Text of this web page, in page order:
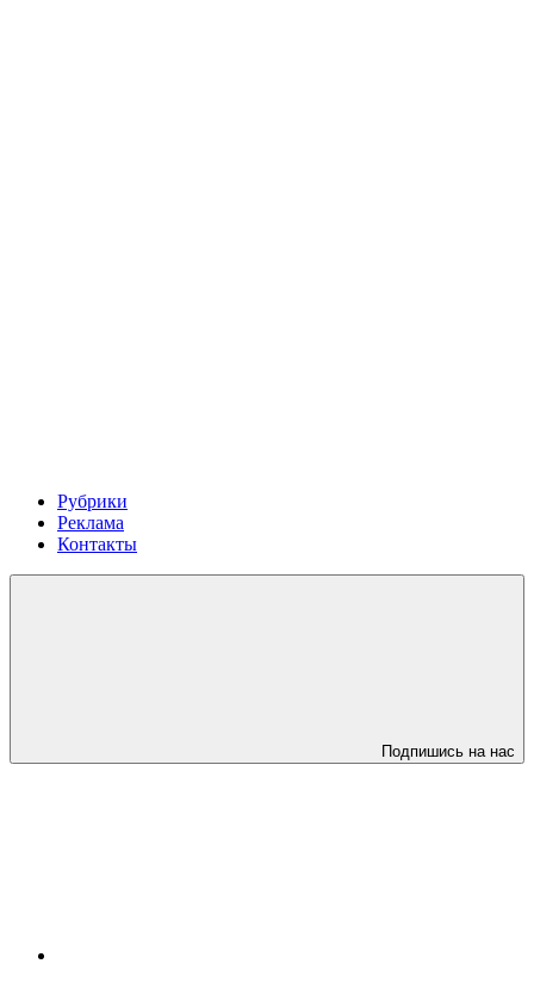
Рубрики
Реклама
Контакты
Подпишись на нас